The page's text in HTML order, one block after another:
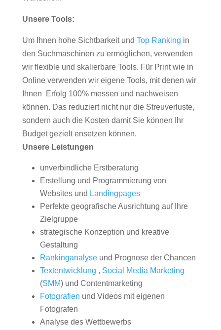
Unsere Tools:
Um Ihnen hohe Sichtbarkeit und Top Ranking in
den Suchmaschinen zu ermöglichen, verwenden
wir flexible und skalierbare Tools. Für Print wie in
Online verwenden wir eigene Tools, mit denen wir
Ihnen Erfolg 100% messen und nachweisen
können. Das reduziert nicht nur die Streuverluste,
sondern auch die Kosten damit Sie können Ihr
Budget gezielt ensetzen können.
Unsere Leistungen
unverbindliche Erstberatung
Erstellung und Programmierung von
Websites und Landingpages
Perfekte geografische Ausrichtung auf Ihre
Zielgruppe
strategische Konzeption und kreative
Gestaltung
Rankinganalyseund Prognose der Chancen
Textentwicklung , Social Media Marketing
(SMM) und Contentmarketing
Fotografien und Videos mit eigenen
Fotografen
Analyse des Wettbewerbs